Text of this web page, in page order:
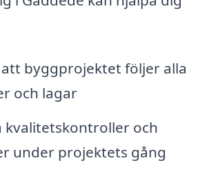
att byggprojektet följer alla
och lagar
kvalitetskontroller och
under projektets gång